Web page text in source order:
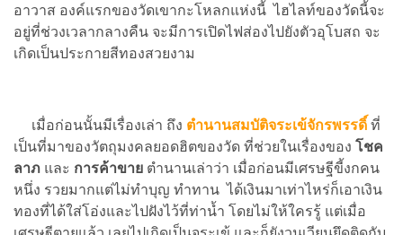
อาวาส องค์แรกของวัดเขากะโหลกแห่งนี้ ไฮไลท์ของวัดนี้จะ
อยู่ที่ช่วงเวลากลางคืน จะมีการเปิดไฟส่องไปยังตัวอุโบสถ จะ
เกิดเป็นประกายสีทองสวยงาม
เมื่อก่อนนั้นมีเรื่องเล่า ถึง ตำนานสมบัติจระเข้จักรพรรดิ์ ที่
เป็นที่มาของวัตถุมงคลยอดฮิตของวัด ที่ช่วยในเรื่องของ โชค
ลาภ และ การค้าขาย ตำนานเล่าว่า เมื่อก่อนมีเศรษฐีขี้งกคน
หนึ่ง รวยมากแต่ไม่ทำบุญ ทำทาน ได้เงินมาเท่าไหร่ก็เอาเงิน
ทองที่ได้ใส่โอ่งและไปฝังไว้ที่ท่าน้ำ โดยไม่ให้ใครรู้ แต่เมื่อ